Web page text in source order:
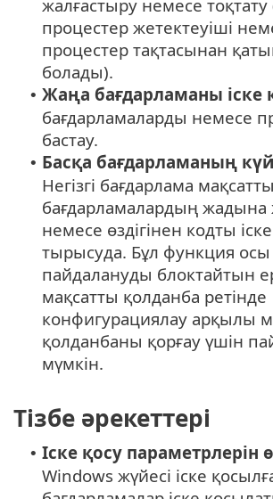
жалғастыру немесе тоқтату
процестер жетектеуіші
процестер тақтасынан
болады).
• Жаңа бағдарламаны іске
бағдарламаларды немесе
бастау.
• Басқа бағдарламаның
Негізгі бағдарлама мақсатты
бағдарламалардың жадына
немесе өздігінен кодты
тырысуда. Бұл функция осы
пайдалануды блоктайтын
мақсатты қолданба ретінде
конфигурациялау арқылы
қолданбаны қорғау үшін
мүмкін.
Тізбе әрекеттері
• Іске қосу параметрлерін
Windows жүйесі іске